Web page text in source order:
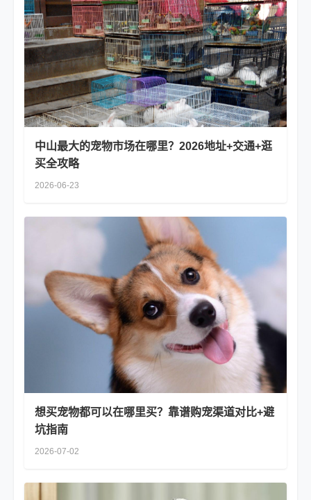
中山最大的宠物市场在哪里？2026地址+交通+逛
买全攻略
2026-06-23
想买宠物都可以在哪里买？靠谱购宠渠道对比+避
坑指南
2026-07-02